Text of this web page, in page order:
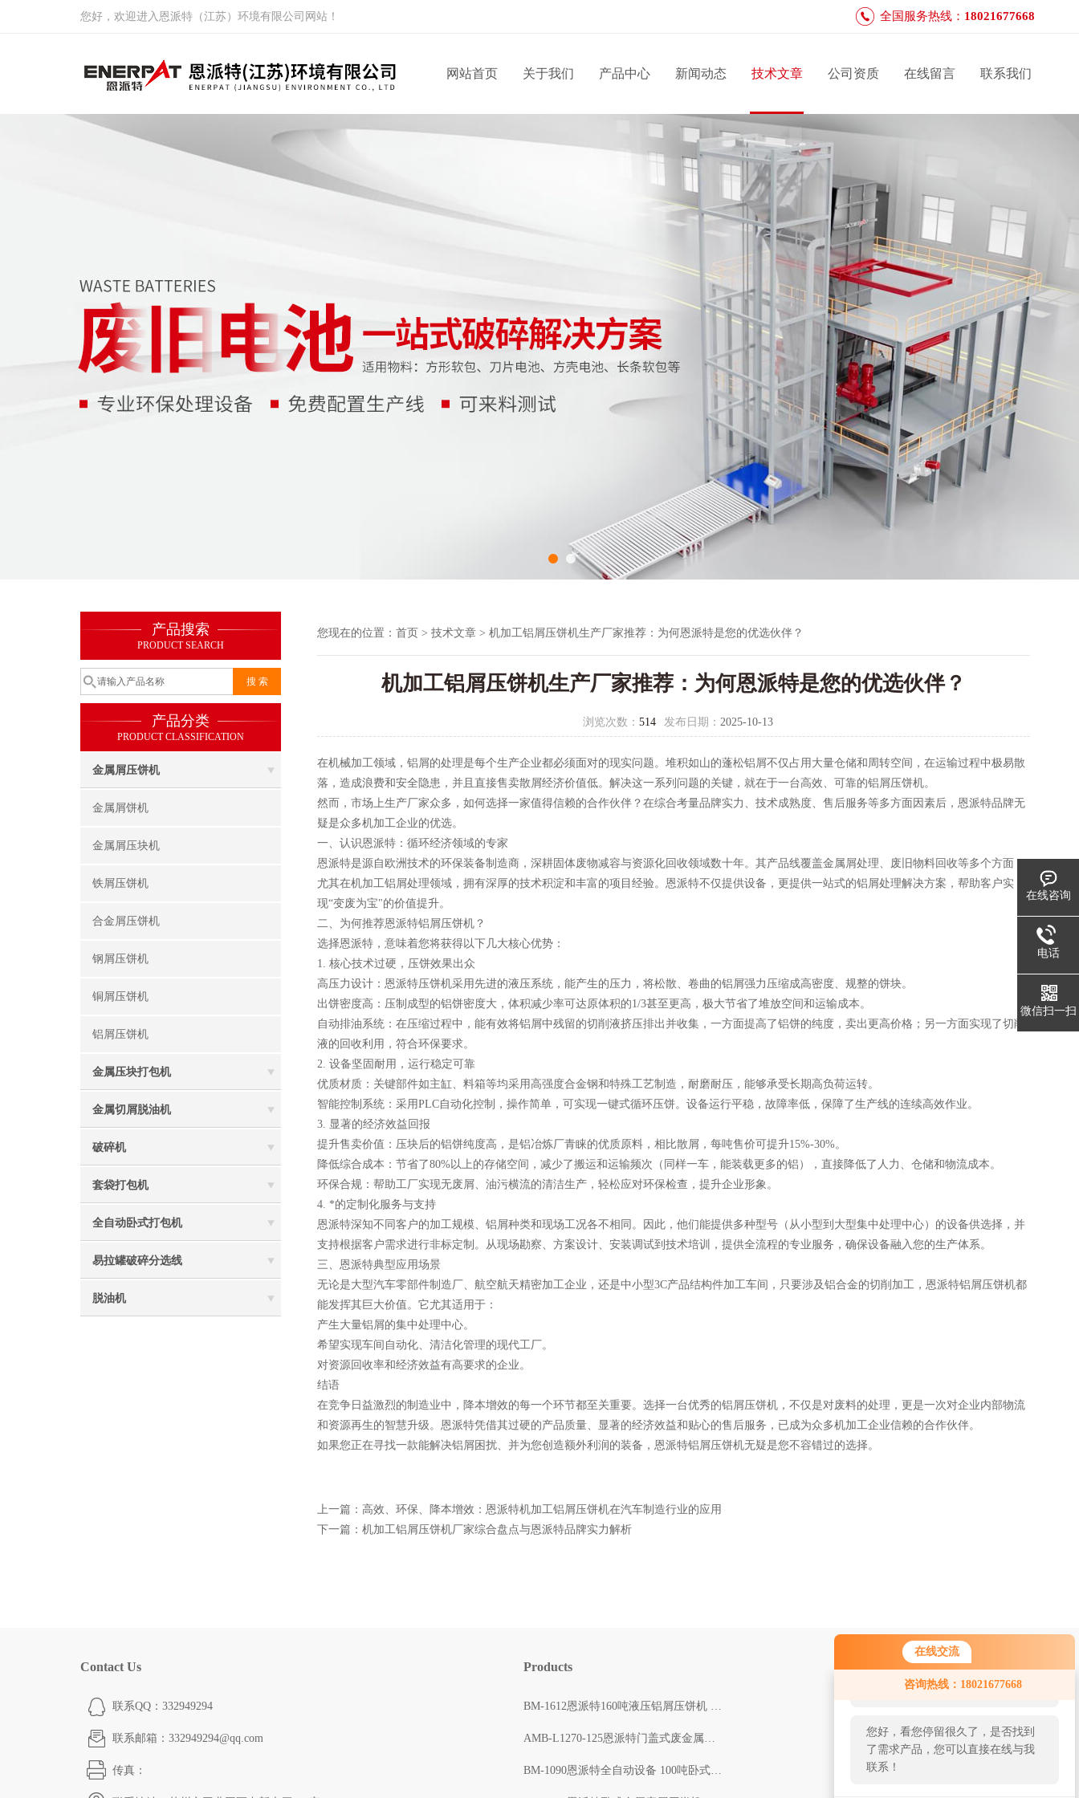
在线交流
咨询热线：18021677668
您好！欢迎前来咨询，很高兴为您
服务，请问您要咨询什么问题呢？
您好，看您停留很久了，是否找到
了需求产品，您可以直接在线与我
联系！
您好，欢迎进入恩派特（江苏）环境有限公司网站！ 全国服务热线： 18021677668
网站首页 关于我们 产品中心 新闻动态 技术文章 公司资质 在线留言 联系我们
产品搜索
PRODUCT SEARCH
产品分类
PRODUCT CLASSIFICATION
金属屑压饼机
金属屑饼机
金属屑压块机
铁屑压饼机
合金屑压饼机
钢屑压饼机
铜屑压饼机
铝屑压饼机
金属压块打包机
金属切屑脱油机
破碎机
套袋打包机
全自动卧式打包机
易拉罐破碎分选线
脱油机
您现在的位置： 首页 > 技术文章 > 机加工铝屑压饼机生产厂家推荐：为何恩派特是您的优选伙伴？
机加工铝屑压饼机生产厂家推荐：为何恩派特是您的优选伙伴？
浏览次数： 514 发布日期： 2025-10-13
在机械加工领域，铝屑的处理是每个生产企业都必须面对的现实问题。堆积如山的蓬松铝屑不仅占用大量仓储和周转空间，在运输过程中极易散
落，造成浪费和安全隐患，并且直接售卖散屑经济价值低。解决这一系列问题的关键，就在于一台高效、可靠的铝屑压饼机。
然而，市场上生产厂家众多，如何选择一家值得信赖的合作伙伴？在综合考量品牌实力、技术成熟度、售后服务等多方面因素后，恩派特品牌无
疑是众多机加工企业的优选。
一、认识恩派特：循环经济领域的专家
恩派特是源自欧洲技术的环保装备制造商，深耕固体废物减容与资源化回收领域数十年。其产品线覆盖金属屑处理、废旧物料回收等多个方面，
尤其在机加工铝屑处理领域，拥有深厚的技术积淀和丰富的项目经验。恩派特不仅提供设备，更提供一站式的铝屑处理解决方案，帮助客户实
现“变废为宝"的价值提升。
二、为何推荐恩派特铝屑压饼机？
选择恩派特，意味着您将获得以下几大核心优势：
1. 核心技术过硬，压饼效果出众
高压力设计：恩派特压饼机采用先进的液压系统，能产生的压力，将松散、卷曲的铝屑强力压缩成高密度、规整的饼块。
出饼密度高：压制成型的铝饼密度大，体积减少率可达原体积的1/3甚至更高，极大节省了堆放空间和运输成本。
自动排油系统：在压缩过程中，能有效将铝屑中残留的切削液挤压排出并收集，一方面提高了铝饼的纯度，卖出更高价格；另一方面实现了切削
液的回收利用，符合环保要求。
2. 设备坚固耐用，运行稳定可靠
优质材质：关键部件如主缸、料箱等均采用高强度合金钢和特殊工艺制造，耐磨耐压，能够承受长期高负荷运转。
智能控制系统：采用PLC自动化控制，操作简单，可实现一键式循环压饼。设备运行平稳，故障率低，保障了生产线的连续高效作业。
3. 显著的经济效益回报
提升售卖价值：压块后的铝饼纯度高，是铝冶炼厂青睐的优质原料，相比散屑，每吨售价可提升15%-30%。
降低综合成本：节省了80%以上的存储空间，减少了搬运和运输频次（同样一车，能装载更多的铝），直接降低了人力、仓储和物流成本。
环保合规：帮助工厂实现无废屑、油污横流的清洁生产，轻松应对环保检查，提升企业形象。
4. *的定制化服务与支持
恩派特深知不同客户的加工规模、铝屑种类和现场工况各不相同。因此，他们能提供多种型号（从小型到大型集中处理中心）的设备供选择，并
支持根据客户需求进行非标定制。从现场勘察、方案设计、安装调试到技术培训，提供全流程的专业服务，确保设备融入您的生产体系。
三、恩派特典型应用场景
无论是大型汽车零部件制造厂、航空航天精密加工企业，还是中小型3C产品结构件加工车间，只要涉及铝合金的切削加工，恩派特铝屑压饼机都
能发挥其巨大价值。它尤其适用于：
产生大量铝屑的集中处理中心。
希望实现车间自动化、清洁化管理的现代工厂。
对资源回收率和经济效益有高要求的企业。
结语
在竞争日益激烈的制造业中，降本增效的每一个环节都至关重要。选择一台优秀的铝屑压饼机，不仅是对废料的处理，更是一次对企业内部物流
和资源再生的智慧升级。恩派特凭借其过硬的产品质量、显著的经济效益和贴心的售后服务，已成为众多机加工企业信赖的合作伙伴。
如果您正在寻找一款能解决铝屑困扰、并为您创造额外利润的装备，恩派特铝屑压饼机无疑是您不容错过的选择。
上一篇： 高效、环保、降本增效：恩派特机加工铝屑压饼机在汽车制造行业的应用
下一篇： 机加工铝屑压饼机厂家综合盘点与恩派特品牌实力解析
Contact Us
联系QQ：332949294
联系邮箱：332949294@qq.com
传真：
Products
BM-1612恩派特160吨液压铝屑压饼机 自动打包出块 金属废料打包机
AMB-L1270-125恩派特门盖式废金属压块打包机 自动压缩
BM-1090恩派特全自动设备 100吨卧式液压铁屑打包机
在线咨询
电话
微信扫一扫